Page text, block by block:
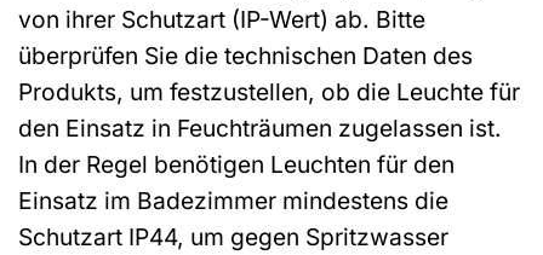
von ihrer Schutzart (IP-Wert) ab. Bitte
überprüfen Sie die technischen Daten des
Produkts, um festzustellen, ob die Leuchte für
den Einsatz in Feuchträumen zugelassen ist.
In der Regel benötigen Leuchten für den
Einsatz im Badezimmer mindestens die
Schutzart IP44, um gegen Spritzwasser